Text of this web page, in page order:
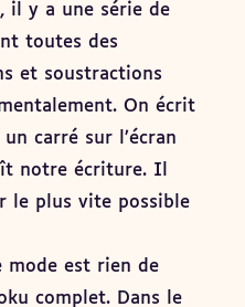
il y a une série de
toutes des
et soustractions
On écrit
carré sur l’écran
notre écriture. Il
le plus vite possible
mode est rien de
complet. Dans le